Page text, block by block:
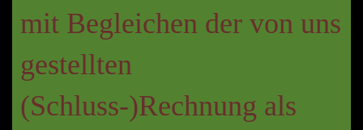
mit Begleichen der von uns
gestellten
(Schluss-)Rechnung als